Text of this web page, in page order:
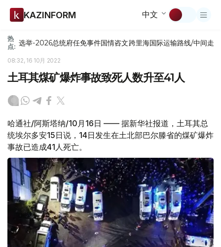
KAZINFORM 中文
热
点: 选举-2026总统府任免事件国情咨文跨里海国际运输路线/中间走廊
08:32, 16 10月 2022
土耳其煤矿爆炸事故致死人数升至41人
哈通社/阿斯塔纳/10月16日 —— 据新华社报道，土耳其总
统埃尔多安15日说，14日发生在土北部巴尔滕省的煤矿爆炸
事故已造成41人死亡。